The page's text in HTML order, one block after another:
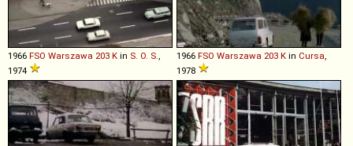
1966 FSO Warszawa 203 K in S. O. S.,
1974
1966 FSO Warszawa 203 K in Cursa,
1978